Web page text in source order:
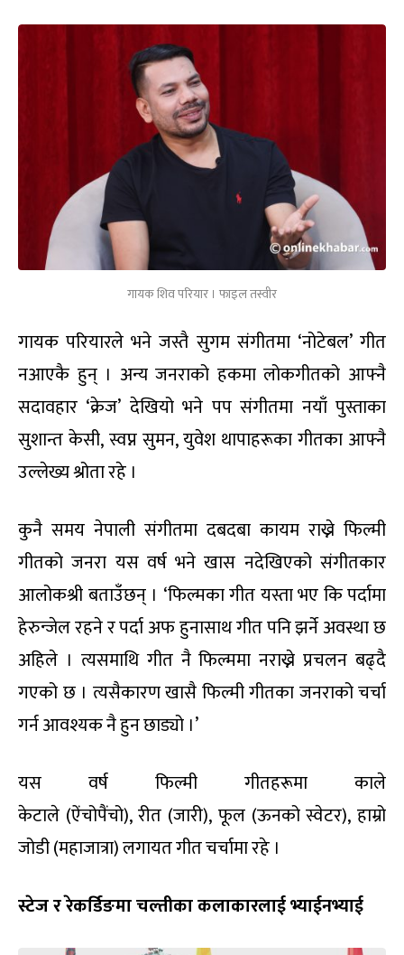
गायक शिव परियार । फाइल तस्वीर
गायक परियारले भने जस्तै सुगम संगीतमा ‘नोटेबल’ गीत
नआएकै हुन् । अन्य जनराको हकमा लोकगीतको आफ्नै
सदावहार ‘क्रेज’ देखियो भने पप संगीतमा नयाँ पुस्ताका
सुशान्त केसी, स्वप्न सुमन, युवेश थापाहरूका गीतका आफ्नै
उल्लेख्य श्रोता रहे ।
कुनै समय नेपाली संगीतमा दबदबा कायम राख्ने फिल्मी
गीतको जनरा यस वर्ष भने खास नदेखिएको संगीतकार
आलोकश्री बताउँछन् । ‘फिल्मका गीत यस्ता भए कि पर्दामा
हेरुन्जेल रहने र पर्दा अफ हुनासाथ गीत पनि झर्ने अवस्था छ
अहिले । त्यसमाथि गीत नै फिल्ममा नराख्ने प्रचलन बढ्दै
गएको छ । त्यसैकारण खासै फिल्मी गीतका जनराको चर्चा
गर्न आवश्यक नै हुन छाड्यो ।’
यस वर्ष फिल्मी गीतहरूमा काले
केटाले (ऐंचोपैंचो), रीत (जारी), फूल (ऊनको स्वेटर), हाम्रो
जोडी (महाजात्रा) लगायत गीत चर्चामा रहे ।
स्टेज र रेकर्डिङमा चल्तीका कलाकारलाई भ्याईनभ्याई